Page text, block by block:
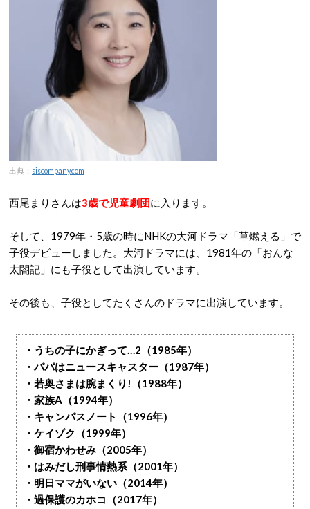
出典： siscompany.com
西尾まりさんは3歳で児童劇団に入ります。
そして、1979年・5歳の時にNHKの大河ドラマ「草燃える」で
子役デビューしました。大河ドラマには、1981年の「おんな
太閤記」にも子役として出演しています。
その後も、子役としてたくさんのドラマに出演しています。
・うちの子にかぎって…2（1985年）
・パパはニュースキャスター（1987年）
・若奥さまは腕まくり!（1988年）
・家族A（1994年）
・キャンパスノート（1996年）
・ケイゾク（1999年）
・御宿かわせみ（2005年）
・はみだし刑事情熱系（2001年）
・明日ママがいない（2014年）
・過保護のカホコ（2017年）